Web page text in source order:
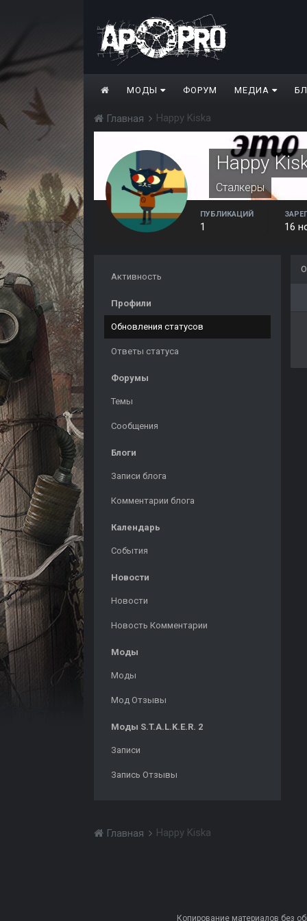
МОДЫ ФОРУМ МЕДИА
Главная Happy Kiska
Happy
Сталкеры
ПУБЛИКАЦИЙ
1 16
Активность
Профили
Обновления статусов
Ответы статуса
Форумы
Темы
Сообщения
Блоги
Записи блога
Комментарии блога
Календарь
События
Новости
Новости
Новость Комментарии
Моды
Моды
Мод Отзывы
Моды S.T.A.L.K.E.R. 2
Записи
Запись Отзывы
Главная Happy Kiska
Копирование материалов без